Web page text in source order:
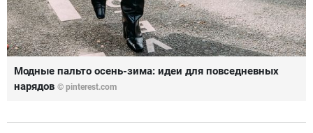
Модные пальто осень-зима: идеи для повседневных
нарядов © pinterest.com